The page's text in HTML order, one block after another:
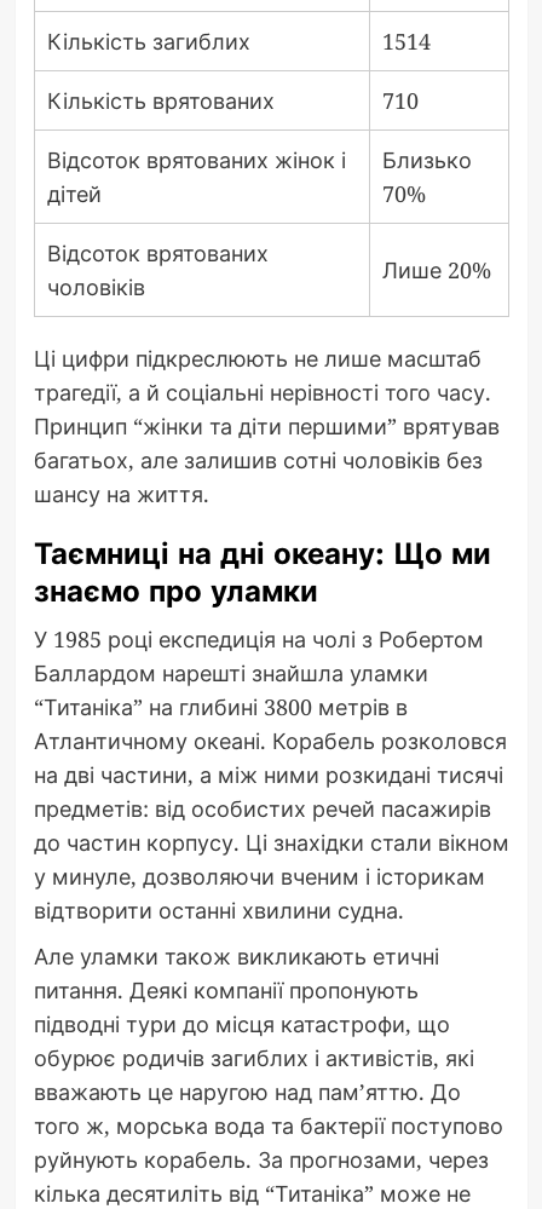
Кількість загиблих 1514
Кількість врятованих 710
Відсоток врятованих жінок і
дітей
Близько
70%
Відсоток врятованих
чоловіків
Лише 20%
Ці цифри підкреслюють не лише масштаб
трагедії, а й соціальні нерівності того часу.
Принцип “жінки та діти першими” врятував
багатьох, але залишив сотні чоловіків без
шансу на життя.
Таємниці на дні океану: Що ми
знаємо про уламки
У 1985 році експедиція на чолі з Робертом
Баллардом нарешті знайшла уламки
“Титаніка” на глибині 3800 метрів в
Атлантичному океані. Корабель розколовся
на дві частини, а між ними розкидані тисячі
предметів: від особистих речей пасажирів
до частин корпусу. Ці знахідки стали вікном
у минуле, дозволяючи вченим і історикам
відтворити останні хвилини судна.
Але уламки також викликають етичні
питання. Деякі компанії пропонують
підводні тури до місця катастрофи, що
обурює родичів загиблих і активістів, які
вважають це наругою над пам’яттю. До
того ж, морська вода та бактерії поступово
руйнують корабель. За прогнозами, через
кілька десятиліть від “Титаніка” може не